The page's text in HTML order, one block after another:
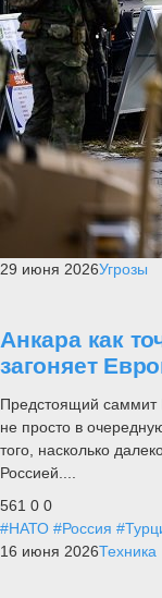
29 июня 2026Угрозы
Анкара как
загоняет
Предстоящий саммит
не просто в
того, насколько
Россией....
561 0 0
#НАТО #Россия
16 июня 2026Техника